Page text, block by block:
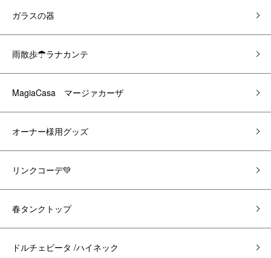
ガラスの器
雨散歩☂ラナカンテ
MagiaCasa マージァカーザ
オーナー様用グッズ
リンクコーデ💚
春タンクトップ
ドルチェビータ /ハイネック